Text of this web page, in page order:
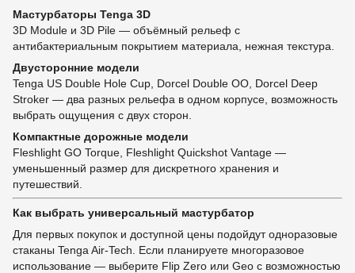
Мастурбаторы Tenga 3D
3D Module и 3D Pile — объёмный рельеф с
антибактериальным покрытием материала, нежная текстура.
Двусторонние модели
Tenga US Double Hole Cup, Dorcel Double OO, Dorcel Deep
Stroker — два разных рельефа в одном корпусе, возможность
выбрать ощущения с двух сторон.
Компактные дорожные модели
Fleshlight GO Torque, Fleshlight Quickshot Vantage —
уменьшенный размер для дискретного хранения и
путешествий.
Как выбрать универсальный мастурбатор
Для первых покупок и доступной цены подойдут одноразовые
стаканы Tenga Air-Tech. Если планируете многоразовое
использование — выберите Flip Zero или Geo с возможностью